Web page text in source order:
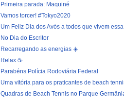
Primeira parada: Maquiné
Vamos torcer! #Tokyo2020
Um Feliz Dia dos Avós a todos que vivem
No Dia do Escritor
Recarregando as energias ☀️
Relax ☕
Parabéns Polícia Rodoviária Federal
Uma vitória para os praticantes de beach
Quadras de Beach Tennis no Parque